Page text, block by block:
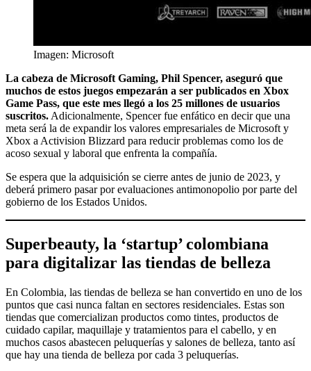
Imagen: Microsoft
La cabeza de Microsoft Gaming, Phil Spencer, aseguró que
muchos de estos juegos empezarán a ser publicados en Xbox
Game Pass, que este mes llegó a los 25 millones de usuarios
suscritos. Adicionalmente, Spencer fue enfático en decir que una
meta será la de expandir los valores empresariales de Microsoft y
Xbox a Activision Blizzard para reducir problemas como los de
acoso sexual y laboral que enfrenta la compañía.
Se espera que la adquisición se cierre antes de junio de 2023, y
deberá primero pasar por evaluaciones antimonopolio por parte del
gobierno de los Estados Unidos.
Superbeauty, la ‘startup’ colombiana
para digitalizar las tiendas de belleza
En Colombia, las tiendas de belleza se han convertido en uno de los
puntos que casi nunca faltan en sectores residenciales. Estas son
tiendas que comercializan productos como tintes, productos de
cuidado capilar, maquillaje y tratamientos para el cabello, y en
muchos casos abastecen peluquerías y salones de belleza, tanto así
que hay una tienda de belleza por cada 3 peluquerías.